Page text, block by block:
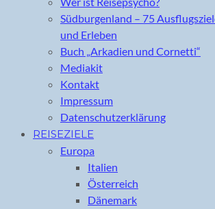
Südburgenland – 75
und Erleben
Buch „Arkadien und Cornetti“
Mediakit
Kontakt
Impressum
Datenschutzerklärung
REISEZIELE
Europa
Italien
Österreich
Dänemark